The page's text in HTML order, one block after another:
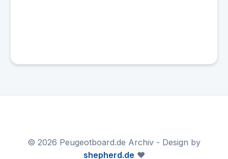
© 2026 Peugeotboard.de Archiv - Design by
shepherd.de ❤️